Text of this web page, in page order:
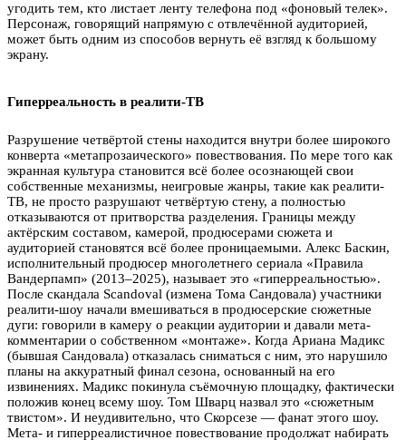
угодить тем, кто листает ленту телефона под «фоновый телек».
Персонаж, говорящий напрямую с отвлечённой аудиторией,
может быть одним из способов вернуть её взгляд к большому
экрану.
Гиперреальность в реалити-ТВ
Разрушение четвёртой стены находится внутри более широкого
конверта «метапрозаического» повествования. По мере того как
экранная культура становится всё более осознающей свои
собственные механизмы, неигровые жанры, такие как реалити-
ТВ, не просто разрушают четвёртую стену, а полностью
отказываются от притворства разделения. Границы между
актёрским составом, камерой, продюсерами сюжета и
аудиторией становятся всё более проницаемыми. Алекс Баскин,
исполнительный продюсер многолетнего сериала «Правила
Вандерпамп» (2013–2025), называет это «гиперреальностью».
После скандала Scandoval (измена Тома Сандовала) участники
реалити-шоу начали вмешиваться в продюсерские сюжетные
дуги: говорили в камеру о реакции аудитории и давали мета-
комментарии о собственном «монтаже». Когда Ариана Мадикс
(бывшая Сандовала) отказалась сниматься с ним, это нарушило
планы на аккуратный финал сезона, основанный на его
извинениях. Мадикс покинула съёмочную площадку, фактически
положив конец всему шоу. Том Шварц назвал это «сюжетным
твистом». И неудивительно, что Скорсезе — фанат этого шоу.
Мета- и гиперреалистичное повествование продолжат набирать